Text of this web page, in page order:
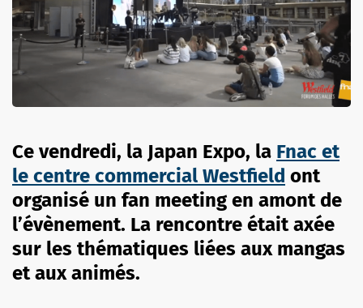
Ce vendredi, la Japan Expo, la Fnac et
le centre commercial Westfield ont
organisé un fan meeting en amont de
l’évènement. La rencontre était axée
sur les thématiques liées aux mangas
et aux animés.